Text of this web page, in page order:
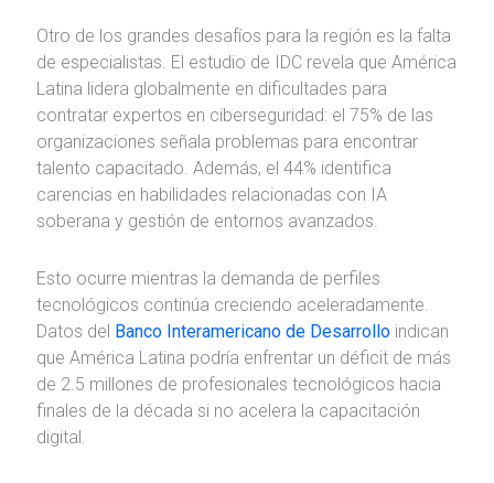
Otro de los grandes desafíos para la región es la falta
de especialistas. El estudio de IDC revela que América
Latina lidera globalmente en dificultades para
contratar expertos en ciberseguridad: el 75% de las
organizaciones señala problemas para encontrar
talento capacitado. Además, el 44% identifica
carencias en habilidades relacionadas con IA
soberana y gestión de entornos avanzados.
Esto ocurre mientras la demanda de perfiles
tecnológicos continúa creciendo aceleradamente.
Datos del Banco Interamericano de Desarrollo indican
que América Latina podría enfrentar un déficit de más
de 2.5 millones de profesionales tecnológicos hacia
finales de la década si no acelera la capacitación
digital.